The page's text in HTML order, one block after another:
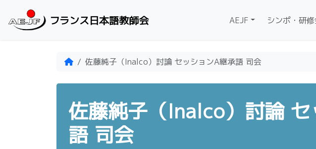
フランス日本語教師会 AEJF シンポ・研
Home佐藤純子（Inalco）討論 セッションA継承語 司会
佐藤純子（Inalco）討論
語 司会